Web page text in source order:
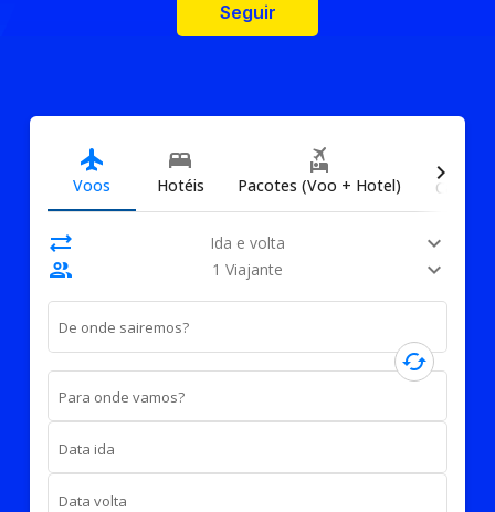
Seguir
flight
Voos
bed
Hotéis
flights_and_hotels
Pacotes (Voo + Hotel) Carros
sync_alt Ida e volta
expand_more
people
1 Viajante expand_more
De onde sairemos?
cached
Para onde vamos?
Data ida
Data volta
chevron_right